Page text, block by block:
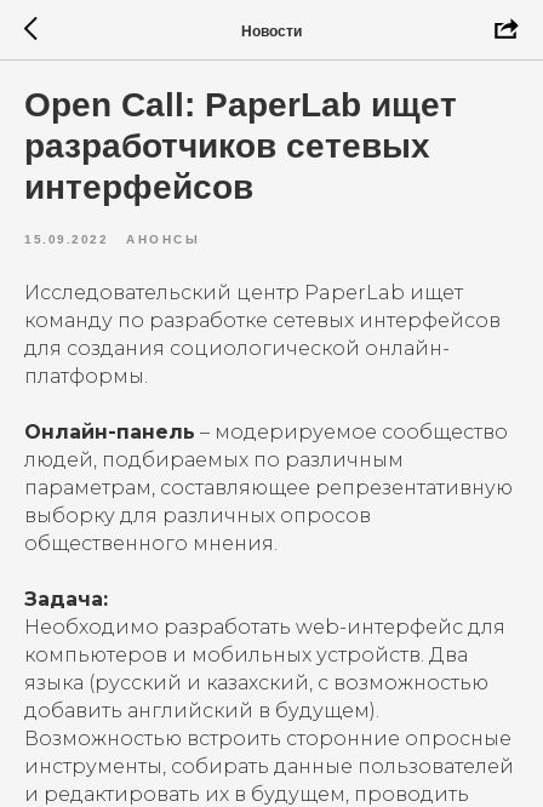
Новости
Open Call: PaperLab ищет
разработчиков сетевых
интерфейсов
15.09.2022 АНОНСЫ
Исследовательский центр PaperLab ищет
команду по разработке сетевых интерфейсов
для создания социологической онлайн-
платформы.
Онлайн-панель – модерируемое сообщество
людей, подбираемых по различным
параметрам, составляющее репрезентативную
выборку для различных опросов
общественного мнения.
Задача:
Необходимо разработать web-интерфейс для
компьютеров и мобильных устройств. Два
языка (русский и казахский, с возможностью
добавить английский в будущем).
Возможностью встроить сторонние опросные
инструменты, собирать данные пользователей
и редактировать их в будущем, проводить